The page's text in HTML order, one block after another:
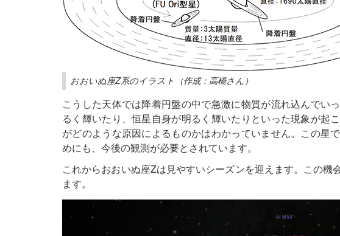
おおいぬ座Z系のイラスト（作成：高橋さん）
こうした天体では降着円盤の中で急激に物質が流れ込んでい
るく輝いたり、恒星自身が明るく輝いたりといった現象が起
がどのような原因によるものかはわかっていません。この星
めにも、今後の観測が必要とされています。
これからおおいぬ座Zは見やすいシーズンを迎えます。この機
ます。